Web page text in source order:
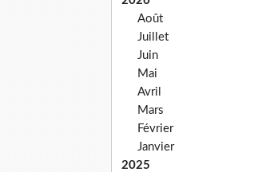
Août
Juillet
Juin
Mai
Avril
Mars
Février
Janvier
2025